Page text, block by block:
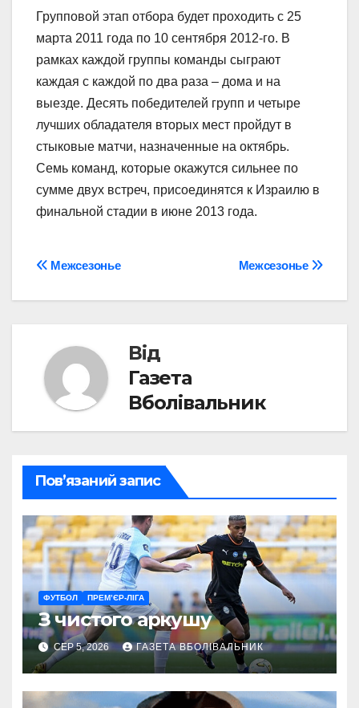
Групповой этап отбора будет проходить с 25
марта 2011 года по 10 сентября 2012-го. В
рамках каждой группы команды сыграют
каждая с каждой по два раза – дома и на
выезде. Десять победителей групп и четыре
лучших обладателя вторых мест пройдут в
стыковые матчи, назначенные на октябрь.
Семь команд, которые окажутся сильнее по
сумме двух встреч, присоединятся к Израилю в
финальной стадии в июне 2013 года.
Навігація
записів
Межсезонье
Межсезонье
Від
Газета
Вболівальник
Пов’язаний запис
ФУТБОЛ ПРЕМ’ЄР-ЛІГА
З чистого аркушу
СЕР 5, 2026 ГАЗЕТА ВБОЛІВАЛЬНИК